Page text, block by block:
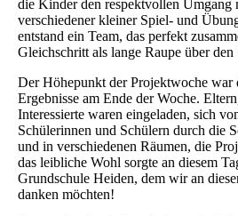
die Kinder den respektvollen Umgang
verschiedener kleiner Spiel- und
entstand ein Team, das perfekt
Gleichschritt als lange Raupe über
Der Höhepunkt der Projektwoche war
Ergebnisse am Ende der Woche.
Interessierte waren eingeladen, sich
Schülerinnen und Schülern durch die
und in verschiedenen Räumen, die
das leibliche Wohl sorgte an diesem
Grundschule Heiden, dem wir an
danken möchten!